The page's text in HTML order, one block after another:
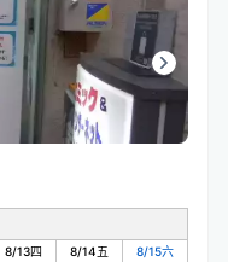
8/13四 8/14五 8/15六